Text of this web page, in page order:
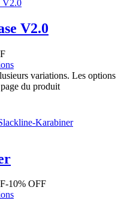
V2.0
variations. Les options
du produit
-10% OFF